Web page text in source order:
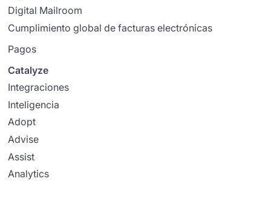
Digital Mailroom
Cumplimiento global de facturas electrónicas
Pagos
Catalyze
Integraciones
Inteligencia
Adopt
Advise
Assist
Analytics